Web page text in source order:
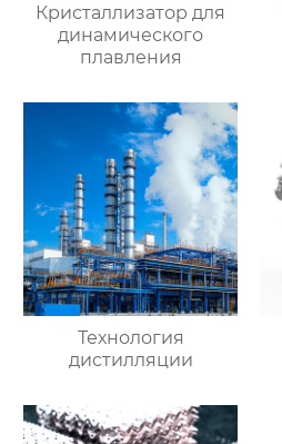
Кристаллизатор для
динамического
плавления
Технология
дистилляции